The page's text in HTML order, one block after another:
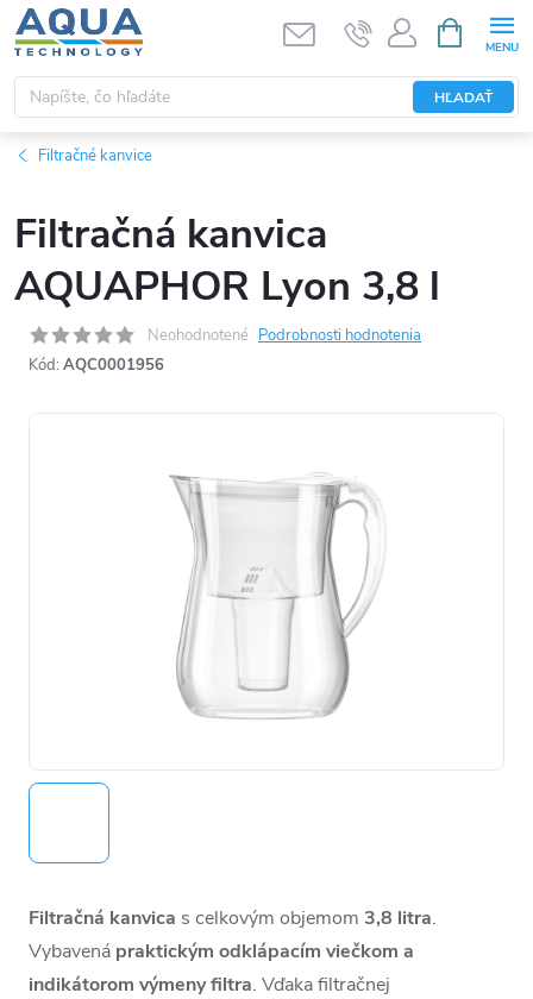
Prejsť
na
obsah
HĽADAŤ
KOŠÍK
Filtračné kanvice
Filtračná kanvica
AQUAPHOR Lyon 3,8 l
Neohodnotené Podrobnosti hodnotenia
Kód: AQC0001956
Filtračná kanvica s celkovým objemom 3,8 litra.
Vybavená praktickým odklápacím viečkom a
indikátorom výmeny filtra. Vďaka filtračnej